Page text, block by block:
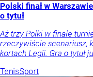
Polski finał w
o tytuł
Aż trzy Polki w finale
rzeczywiście scenariusz,
kortach Legii. Gra o tytuł
TenisSport